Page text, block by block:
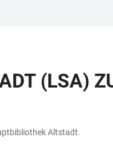
(LSA)
Altstadt.